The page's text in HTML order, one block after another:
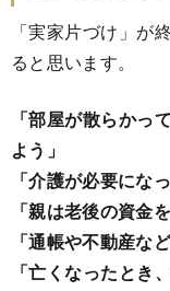
「実家片づけ」が
ると思います。
「部屋が散らかっ
よう」
「介護が必要にな
「親は老後の資金
「通帳や不動産な
「亡くなったとき